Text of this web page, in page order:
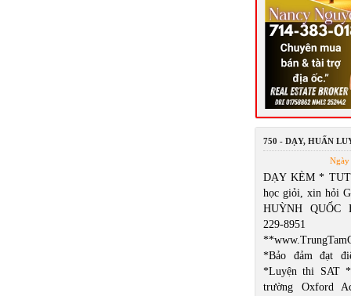
750 - DẠY, HUẤN
Ngày
DẠY KÈM *
học giỏi, xin hỏi
HUỲNH QUỐC
229-8951
*Bảo đảm đạt
*Luyện thi SAT
trường Oxford